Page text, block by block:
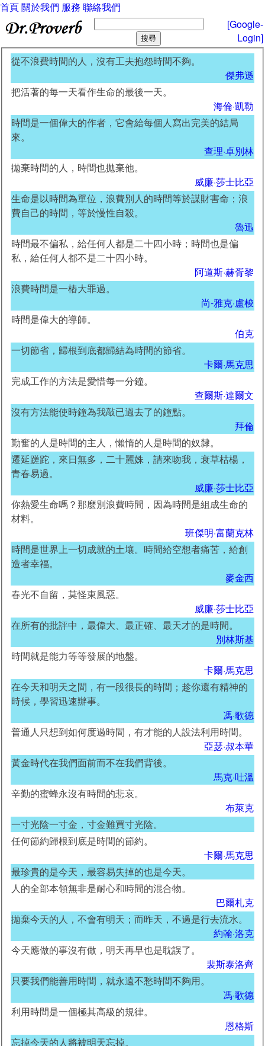
首頁關於我們 服務 聯絡我們
[Google-
Login]
從不浪費時間的人，沒有工夫抱怨時間不夠。
傑弗遜
把活著的每一天看作生命的最後一天。
海倫·凱勒
時間是一個偉大的作者，它會給每個人寫出完美的結局
來。
查理·卓別林
拋棄時間的人，時間也拋棄他。
威廉·莎士比亞
生命是以時間為單位，浪費別人的時間等於謀財害命；浪
費自己的時間，等於慢性自殺。
魯迅
時間最不偏私，給任何人都是二十四小時；時間也是偏
私，給任何人都不是二十四小時。
阿道斯·赫胥黎
浪費時間是一樁大罪過。
尚-雅克·盧梭
時間是偉大的導師。
伯克
一切節省，歸根到底都歸結為時間的節省。
卡爾·馬克思
完成工作的方法是愛惜每一分鐘。
查爾斯·達爾文
沒有方法能使時鐘為我敲已過去了的鐘點。
拜倫
勤奮的人是時間的主人，懶惰的人是時間的奴隸。
遷延蹉跎，來日無多，二十麗姝，請來吻我，衰草枯楊，
青春易過。
威廉·莎士比亞
你熱愛生命嗎？那麼別浪費時間，因為時間是組成生命的
材料。
班傑明·富蘭克林
時間是世界上一切成就的土壤。時間給空想者痛苦，給創
造者幸福。
麥金西
春光不自留，莫怪東風惡。
威廉·莎士比亞
在所有的批評中，最偉大、最正確、最天才的是時間。
別林斯基
時間就是能力等等發展的地盤。
卡爾·馬克思
在今天和明天之間，有一段很長的時間；趁你還有精神的
時候，學習迅速辦事。
馮·歌德
普通人只想到如何度過時間，有才能的人設法利用時間。
亞瑟·叔本華
黃金時代在我們面前而不在我們背後。
馬克·吐溫
辛勤的蜜蜂永沒有時間的悲哀。
布萊克
一寸光陰一寸金，寸金難買寸光陰。
任何節約歸根到底是時間的節約。
卡爾·馬克思
最珍貴的是今天，最容易失掉的也是今天。
人的全部本領無非是耐心和時間的混合物。
巴爾札克
拋棄今天的人，不會有明天；而昨天，不過是行去流水。
約翰·洛克
今天應做的事沒有做，明天再早也是耽誤了。
裴斯泰洛齊
只要我們能善用時間，就永遠不愁時間不夠用。
馮·歌德
利用時間是一個極其高級的規律。
恩格斯
忘掉今天的人將被明天忘掉。